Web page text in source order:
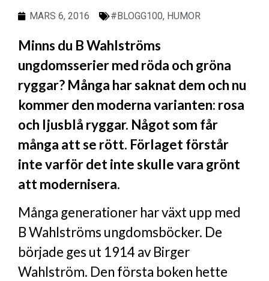
MARS 6, 2016 #BLOGG100, HUMOR
Minns du B Wahlströms
ungdomsserier med röda och gröna
ryggar? Många har saknat dem och nu
kommer den moderna varianten: rosa
och ljusblå ryggar. Något som får
många att se rött. Förlaget förstår
inte varför det inte skulle vara grönt
att modernisera.
Många generationer har växt upp med
B Wahlströms ungdomsböcker. De
började ges ut 1914 av Birger
Wahlström. Den första boken hette